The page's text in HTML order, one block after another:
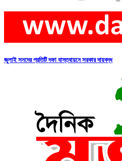
জুলাই সনদের প্রতিটি দফা বাস্তবায়নে সরকার দায়বদ্ধ